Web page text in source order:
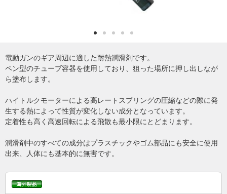
電動ガンのギア周辺に適した耐熱潤滑剤です。
ペン型のチューブ容器を使用しており、狙った場所に押し出しなが
ら塗布します。
ハイトルクモーターによる高レートスプリングの圧縮などの際に発
生する熱によって性質が変化しない成分となっています。
定着性も高く高速回転による飛散も最小限にとどまります。
潤滑剤中のすべての成分はプラスチックやゴム部品にも安全に使用
出来、人体にも基本的に無害です。